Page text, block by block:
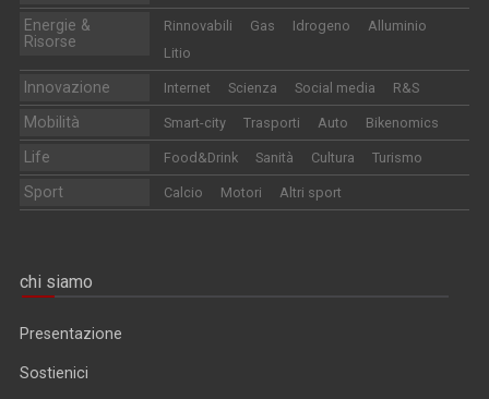
Energie &
Risorse
Rinnovabili Gas Idrogeno
Alluminio
Litio
Innovazione Internet Scienza Social media R&S
Mobilità Smart-city Trasporti Auto Bikenomics
Life Food&Drink Sanità Cultura Turismo
Sport Calcio Motori Altri sport
chi siamo
Presentazione
Sostienici